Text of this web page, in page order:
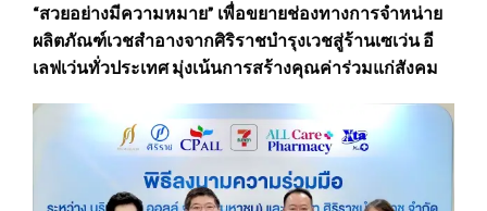
“สวยอย่างมีความหมาย” เพื่อขยายช่องทางการจำหน่าย
ผลิตภัณฑ์เวชสำอางจากศิริราชบำรุงเวชสู่ร้านเซเว่น อี
เลฟเว่นทั่วประเทศ มุ่งเน้นการสร้างคุณค่าร่วมแก่สังคม